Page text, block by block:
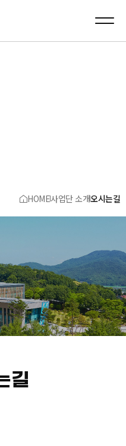
HOME사업단 소개오시는길
길